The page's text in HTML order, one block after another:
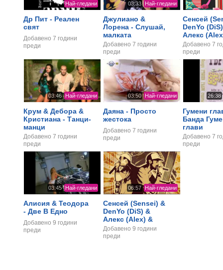
Най-гледани
Др Пит - Реален
свят
Добавено 7 години
преди
03:33 Най-гледани
Джулиано &
Лорена - Слушай,
малката
Добавено 7 години
преди
Сенсей
DenYo
Алекс
Джем
Добавено 7
преди
03:46 Най-гледани
Крум & Дебора &
Кристиана - Танци-
манци
Добавено 7 години
преди
03:50 Най-гледани
Даяна - Просто
жестока
Добавено 7 години
преди
26:38
Гумени
Банда
глави
Добавено 7
преди
03:45 Най-гледани
Алисия & Теодора
- Две В Едно
Добавено 9 години
преди
06:57 Най-гледани
Сенсей (Sensei) &
DenYo (DiS) &
Алекс (Alex) &
Джем (Gem) - Okay
Добавено 9 години
преди